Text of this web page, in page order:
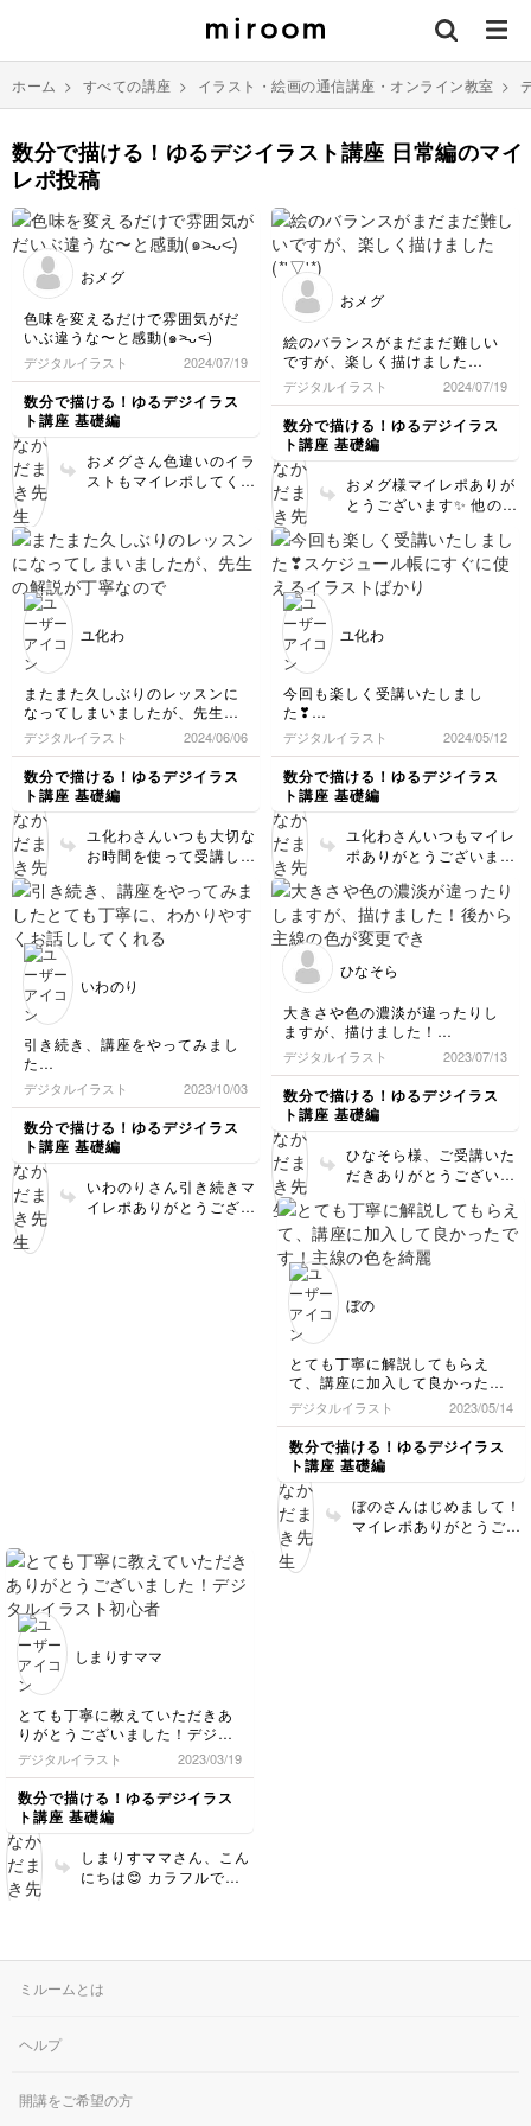
ホーム > すべての講座 > イラスト・絵画の通信講座・オンライン教室 >
数分で描ける！ゆるデジイラスト講座 日常編のマイ
レポ投稿
おメグ
色味を変えるだけで雰囲気がだ
いぶ違うな〜と感動(๑˃̵ᴗ˂̵)
デジタルイラスト 2024/07/19
数分で描ける！ゆるデジイラス
ト講座 基礎編
おメグさん色違いのイラ
ストもマイレポしてくれ
っても可愛くなって楽し
いですよね☺️ デジタル
イラストは色を簡単にい
ろいろ試せる魅力なので
合わせたり、新幹線は自
みてください(^^)
おメグ
絵のバランスがまだまだ難しい
ですが、楽しく描けました
(*'▽'*)
デジタルイラスト 2024/07/19
数分で描ける！ゆるデジイラス
ト講座 基礎編
おメグ様マイレポありが
とうございます✨ 他の講
れてとても嬉しいです
(^^) イラストとってもお
上手に描けてますよ！
おっきくて凄くおいしそ
うです。 イラストは楽
で、回数を重ねれば自然
と上達していきます。
描けた！』『こんなに可
愛く描けた✨すごい✨』
って自分を褒めながら楽
しく描いてくれると嬉し
いです♪
ユ化わ
またまた久しぶりのレッスンに
なってしまいましたが、先生の
解説が丁寧なので、スムーズに
再開することができました。
色変更の過程で、イラストの雰
囲気がグッと変わるのが楽しか
ったです😄
デジタルイラスト 2024/06/06
数分で描ける！ゆるデジイラス
ト講座 基礎編
ユ化わさんいつも大切な
お時間を使って受講して
ます☺️ 久しぶりの受講
とのことですが全然時間
が空いたことがわからな
てくれて体が覚えてるん
で一気に雰囲気が変わっ
て楽しいですよね😆 講
塗るカラーを指定してい
ますが、例えば新幹線の
イラストは自分が旅先で
乗った色にしてみたり
カバンやパソコンなども
自分が持っている物のカ
ラーにしてみるとすごく
ユ化わ
今回も楽しく受講いたしまし
た❣
スケジュール帳にすぐに使える
イラストばかりなので、アナロ
グでも描けるよう挑戦してみま
す。
今さらですが、講座を受ける順
番を間違っていたことに気づき
ました💦
入門の次はこちらの動画だった
んですね。
デジタルイラスト 2024/05/12
数分で描ける！ゆるデジイラス
ト講座 基礎編
ユ化わさんいつもマイレ
ポありがとうございます
の講座で学んだイラスト
や空いているスペースに
はわんちゃんねこちゃん
上がりそうで考えるだけ
ナログの場合は線を少し
太いもので描くと雰囲気
が似るかもしれません。
もしスケジュール帳にそ
のまま描くのが不安でし
たら別の白い紙にイラス
ってシールみたいにして
貼るのもいいですね☺️
順番的には入門の次はこ
の動画をオススメしてい
ますが、どの順番で受講
していただいても可愛く
うに丁寧に解説している
ので大丈夫ですよ☺️ 先
ゆるデジイラスト”も追
加されてどんどんもっと
レッスンが増える予定な
ので、ぜひぜひ色んな可
愛いゆるイラスト楽しみ
にしててください✨
いわのり
引き続き、講座をやってみまし
た
とても丁寧に、わかりやすくお
話ししてくれるので、いいなと
思います
しかし、うっかり
ペンを切り替えるのを忘れちゃ
うので、気をつけないといけな
いなと思いました
デジタルイラスト 2023/10/03
数分で描ける！ゆるデジイラス
ト講座 基礎編
いわのりさん引き続きマ
イレポありがとうござい
ゆるーく楽しく描くとい
いと思います☺️
ひなそら
大きさや色の濃淡が違ったりし
ますが、描けました！
後から主線の色が変更できた
り、彩度調整とか
デジタルならではの使い方が学
べて勉強になりました。
次のレッスンも楽しみます♪
デジタルイラスト 2023/07/13
数分で描ける！ゆるデジイラス
ト講座 基礎編
ひなそら様、ご受講いた
だきありがとうございま
けていますよ！ イラス
トは自由なので、全く同
じに描く必要はないで
好きな色で、自分が可愛
てみてください✨ 余談で
すがこの色かわいいな！
同じ色が使いたい！と思
ったらスポイト機能を使
うといいですよ☺️
ぼの
とても丁寧に解説してもらえ
て、講座に加入して良かったで
す！主線の色を綺麗に変える方
法など、知りたいことが沢山詰
まっていて嬉しいです！
デジタルイラスト 2023/05/14
数分で描ける！ゆるデジイラス
ト講座 基礎編
ぼのさんはじめまして！
マイレポありがとうござ
しまりすママ
とても丁寧に教えていただきあ
りがとうございました！デジタ
ルイラスト初心者ですが、一つ
一つしっかり理解しながら受講
することができました(^^) あり
がとうございました！
デジタルイラスト 2023/03/19
数分で描ける！ゆるデジイラス
ト講座 基礎編
しまりすママさん、こん
にちは😊 カラフルで楽
しんで描かれたのが伝わ
そ受講していただき、あ
ミルームとは
ヘルプ
開講をご希望の方